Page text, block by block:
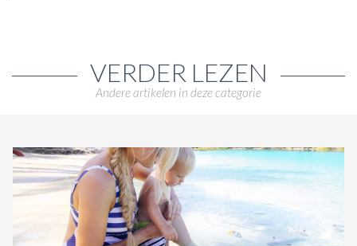
VERDER LEZEN
Andere artikelen in deze categorie